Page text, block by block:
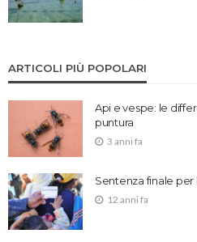
ARTICOLI PIÙ POPOLARI
Api e vespe: le
puntura
3 anni fa
Sentenza finale per
12 anni fa